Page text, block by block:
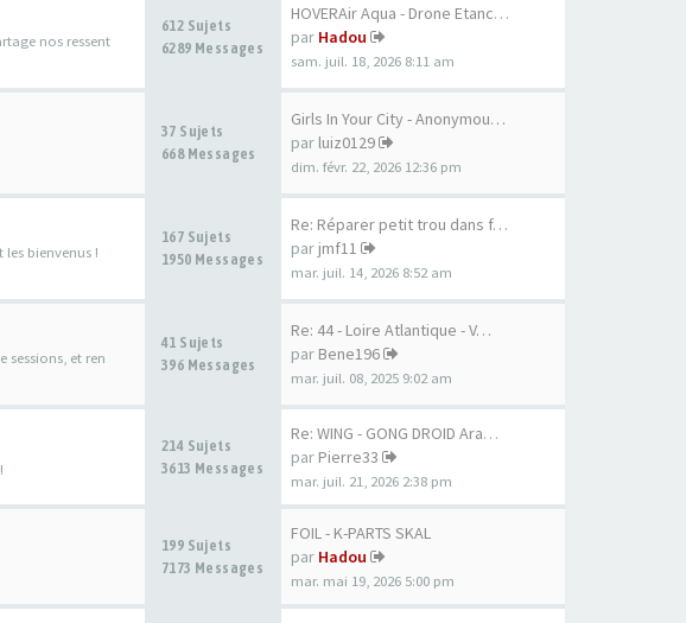
nos ressent
612 Sujets
6289 Messages
HOVERAir Aqua - Drone Etanche…
par Hadou
sam. juil. 18, 2026 8:11 am
37 Sujets
668 Messages
Girls In Your City - Anonymou…
par luiz0129
dim. févr. 22, 2026 12:36 pm
bienvenus !
167 Sujets
1950 Messages
Re: Réparer petit trou dans f…
par jmf11
mar. juil. 14, 2026 8:52 am
sessions, et ren
41 Sujets
396 Messages
Re: 44 - Loire Atlantique - V…
par Bene196
mar. juil. 08, 2025 9:02 am
214 Sujets
3613 Messages
Re: WING - GONG DROID Aramid …
par Pierre33
mar. juil. 21, 2026 2:38 pm
199 Sujets
7173 Messages
FOIL - K-PARTS SKAL
par Hadou
mar. mai 19, 2026 5:00 pm